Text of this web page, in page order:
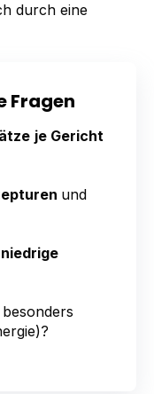
durch eine
Fragen
je Gericht
und